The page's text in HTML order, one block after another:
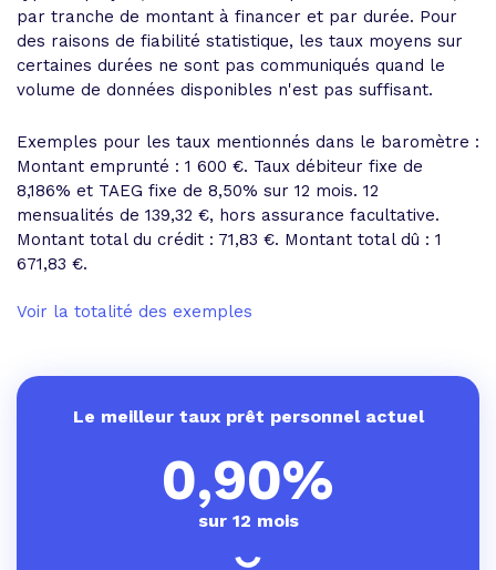
par tranche de montant à financer et par durée. Pour
des raisons de fiabilité statistique, les taux moyens sur
certaines durées ne sont pas communiqués quand le
volume de données disponibles n'est pas suffisant.
Exemples pour les taux mentionnés dans le baromètre :
Montant emprunté : 1 600 €. Taux débiteur fixe de
8,186% et TAEG fixe de 8,50% sur 12 mois. 12
mensualités de 139,32 €, hors assurance facultative.
Montant total du crédit : 71,83 €. Montant total dû : 1
671,83 €.
Voir la totalité des exemples
Le meilleur taux prêt personnel actuel
0,90%
sur 12 mois